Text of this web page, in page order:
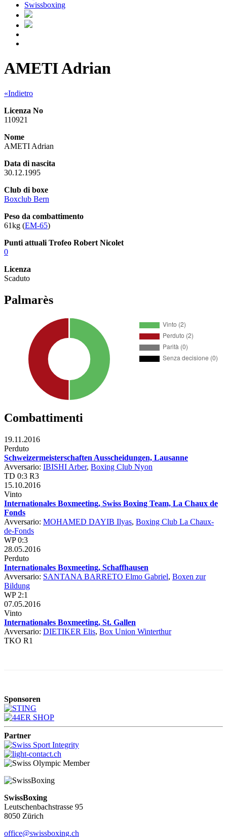
Swissboxing
AMETI Adrian
«Indietro
Licenza No
110921
Nome
AMETI Adrian
Data di nascita
30.12.1995
Club di boxe
Boxclub Bern
Peso da combattimento
61kg (EM-65)
Punti attuali Trofeo Robert Nicolet
0
Licenza
Scaduto
Palmarès
Combattimenti
19.11.2016
Perduto
Schweizermeisterschaften Ausscheidungen, Lausanne
Avversario: IBISHI Arber, Boxing Club Nyon
TD 0:3 R3
15.10.2016
Vinto
Internationales Boxmeeting, Swiss Boxing Team, La Chaux de
Fonds
Avversario: MOHAMED DAYIB Ilyas, Boxing Club La Chaux-
de-Fonds
WP 0:3
28.05.2016
Perduto
Internationales Boxmeeting, Schaffhausen
Avversario: SANTANA BARRETO Elmo Gabriel, Boxen zur
Bildung
WP 2:1
07.05.2016
Vinto
Internationales Boxmeeting, St. Gallen
Avversario: DIETIKER Elis, Box Union Winterthur
TKO R1
Sponsoren
Partner
SwissBoxing
Leutschenbachstrasse 95
8050 Zürich
office@swissboxing.ch